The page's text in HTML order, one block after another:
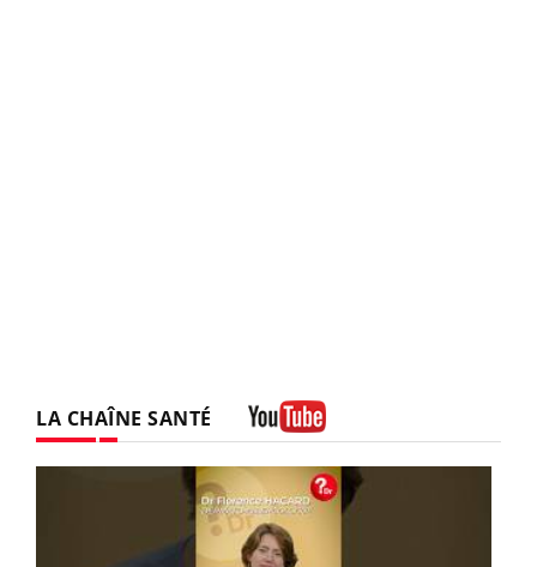
LA CHAÎNE SANTÉ